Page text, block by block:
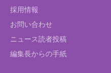
採用情報
お問い合わせ
ニュース読者投稿
編集長からの手紙